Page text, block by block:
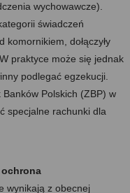
wychowawcze).
świadczeń
komornikiem, dołączyły
praktyce może się jednak
podlegać egzekucji.
Polskich (ZBP) w
specjalne rachunki dla
ochrona
wynikają z obecnej